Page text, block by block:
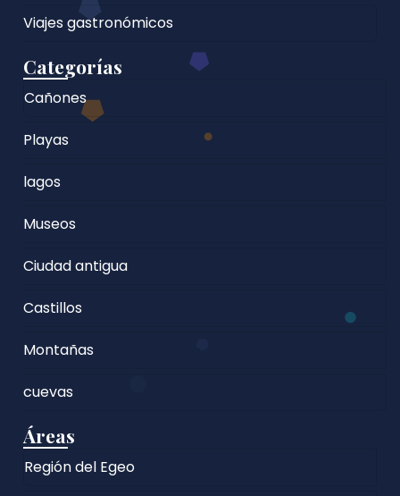
Viajes gastronómicos
Categorías
Cañones
Playas
lagos
Museos
Ciudad antigua
Castillos
Montañas
cuevas
Áreas
Región del Egeo